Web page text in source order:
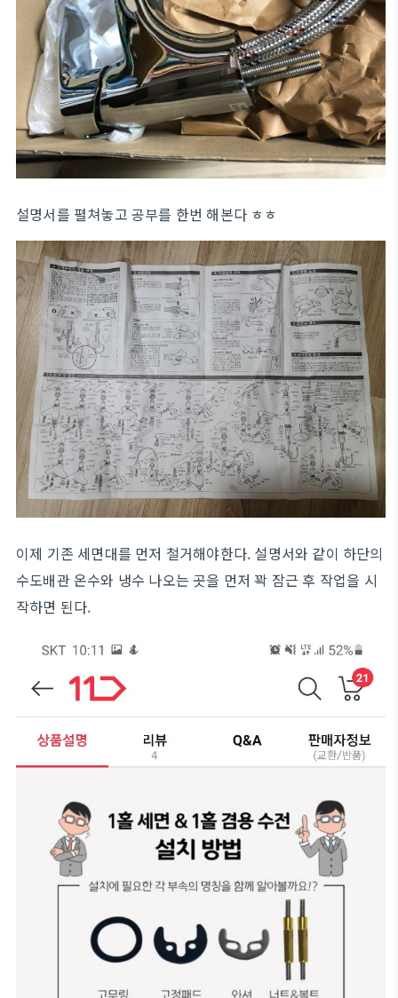
설명서를 펼쳐놓고 공부를 한번 해본다 ㅎㅎ
이제 기존 세면대를 먼저 철거해야한다. 설명서와 같이 하단의
수도배관 온수와 냉수 나오는 곳을 먼저 꽉 잠근 후 작업을 시
작하면 된다.